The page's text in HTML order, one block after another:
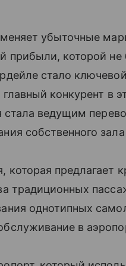
убыточные
прибыли, которой
стало
конкурент в
стала ведущим
собственного
предлагает
традиционных
однотипных
в